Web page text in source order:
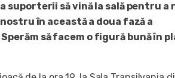
suporterii să vină la sală pentru a
în această a doua fază a
să facem o figură bună în